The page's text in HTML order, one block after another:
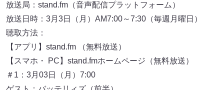
放送局：stand.fm（音声配信プラットフォーム）
放送日時：3月3日（月）AM7:00～7:30（毎週月曜日）
聴取方法：
【アプリ】stand.fm （無料放送）
【スマホ・ PC】stand.fmホームページ（無料放送）
＃1：3月03日（月）7:00